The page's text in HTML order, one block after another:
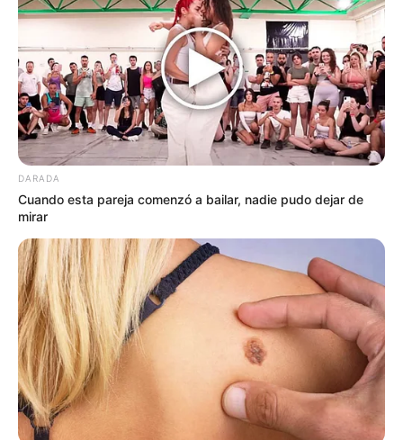
DARADA
Cuando esta pareja comenzó a bailar, nadie pudo dejar de
mirar